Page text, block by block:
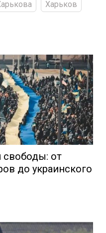
Харьков
свободы: от
до украинского